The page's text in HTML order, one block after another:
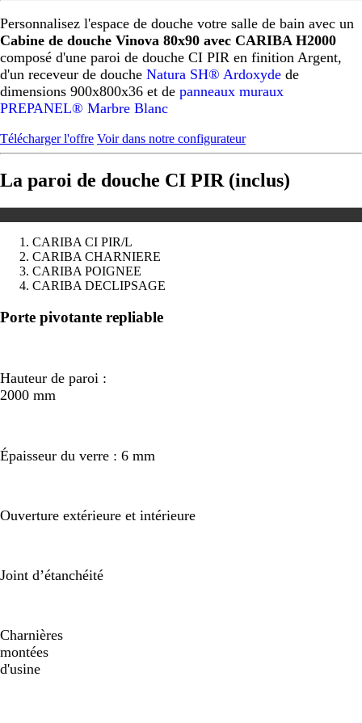
Personnalisez l'espace de douche votre salle de bain avec un
Cabine de douche Vinova 80x90 avec CARIBA H2000
composé d'une paroi de douche CI PIR en finition Argent,
d'un receveur de douche Natura SH® Ardoxyde de
dimensions 900x800x36 et de panneaux muraux
PREPANEL® Marbre Blanc
Télécharger l'offre Voir dans notre configurateur
La paroi de douche CI PIR (inclus)
CARIBA CI PIR/L
CARIBA CHARNIERE
CARIBA POIGNEE
CARIBA DECLIPSAGE
Précédent
Suivant
Porte pivotante repliable
Hauteur de paroi :
2000 mm
Épaisseur du verre : 6 mm
Ouverture extérieure et intérieure
Joint d’étanchéité
Charnières
montées
d'usine